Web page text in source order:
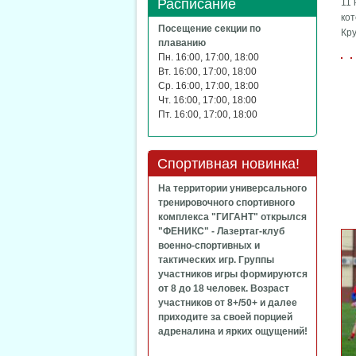
11
Расписание
Посещение секции по
плаванию
Пн. 16:00, 17:00, 18:00
Вт. 16:00, 17:00, 18:00
Ср. 16:00, 17:00, 18:00
Чт. 16:00, 17:00, 18:00
Пт. 16:00, 17:00, 18:00
Спортивная новинка!
На территории универсального
тренировочного спортивного
комплекса "ГИГАНТ" открылся
"ФЕНИКС" - Лазертаг-клуб
военно-спортивных и
тактических игр. Группы
участников игры формируются
от 8 до 18 человек. Возраст
участников от 8+/50+ и далее
приходите за своей порцией
адреналина и ярких ощущений!